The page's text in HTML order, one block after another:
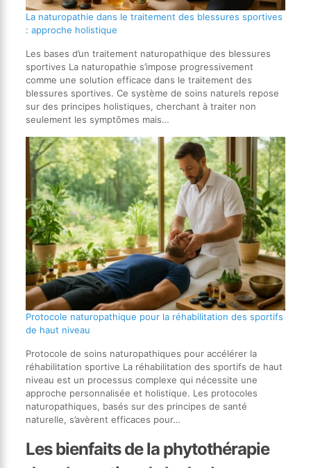
La naturopathie dans le traitement des blessures sportives
: approche holistique
Les bases d’un traitement naturopathique des blessures
sportives La naturopathie s’impose progressivement
comme une solution efficace dans le traitement des
blessures sportives. Ce système de soins naturels repose
sur des principes holistiques, cherchant à traiter non
seulement les symptômes mais…
Protocole naturopathique pour la réhabilitation des sportifs
de haut niveau
Protocole de soins naturopathiques pour accélérer la
réhabilitation sportive La réhabilitation des sportifs de haut
niveau est un processus complexe qui nécessite une
approche personnalisée et holistique. Les protocoles
naturopathiques, basés sur des principes de santé
naturelle, s’avèrent efficaces pour…
Les bienfaits de la phytothérapie